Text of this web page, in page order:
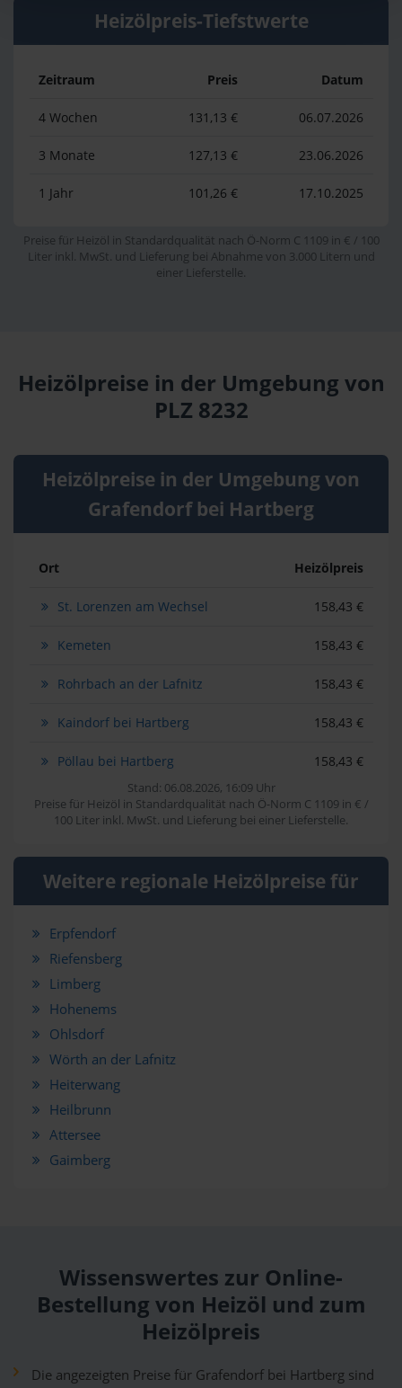
Heizölpreis-Tiefstwerte
Zeitraum Preis Datum
4 Wochen 131,13 € 06.07.2026
3 Monate 127,13 € 23.06.2026
1 Jahr 101,26 € 17.10.2025
Preise für Heizöl in Standardqualität nach Ö-Norm C 1109 in € / 100
Liter inkl. MwSt. und Lieferung bei Abnahme von 3.000 Litern und
einer Lieferstelle.
Heizölpreise in der Umgebung von
PLZ 8232
Heizölpreise in der Umgebung von
Grafendorf bei Hartberg
Ort Heizölpreis
St. Lorenzen am Wechsel 158,43 €
Kemeten 158,43 €
Rohrbach an der Lafnitz 158,43 €
Kaindorf bei Hartberg 158,43 €
Pöllau bei Hartberg 158,43 €
Stand: 06.08.2026, 16:09 Uhr
Preise für Heizöl in Standardqualität nach Ö-Norm C 1109 in € /
100 Liter inkl. MwSt. und Lieferung bei einer Lieferstelle.
Weitere regionale Heizölpreise für
Erpfendorf
Riefensberg
Limberg
Hohenems
Ohlsdorf
Wörth an der Lafnitz
Heiterwang
Heilbrunn
Attersee
Gaimberg
Wissenswertes zur Online-
Bestellung von Heizöl und zum
Heizölpreis
Die angezeigten Preise für Grafendorf bei Hartberg sind